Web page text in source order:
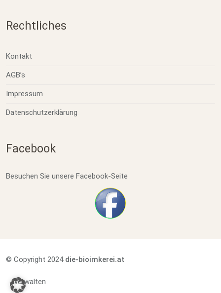
Rechtliches
Kontakt
AGB’s
Impressum
Datenschutzerklärung
Facebook
Besuchen Sie unsere Facebook-Seite
© Copyright 2024 die-bioimkerei.at
verwalten